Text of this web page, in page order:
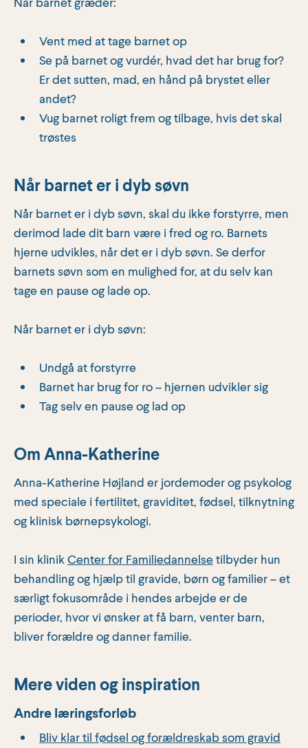
Vent med at tage barnet op
Se på barnet og vurdér, hvad det har brug for?
Er det sutten, mad, en hånd på brystet eller
andet?
Vug barnet roligt frem og tilbage, hvis det skal
trøstes
Når barnet er i dyb søvn
Når barnet er i dyb søvn, skal du ikke forstyrre, men
derimod lade dit barn være i fred og ro. Barnets
hjerne udvikles, når det er i dyb søvn. Se derfor
barnets søvn som en mulighed for, at du selv kan
tage en pause og lade op.
Når barnet er i dyb søvn:
Undgå at forstyrre
Barnet har brug for ro – hjernen udvikler sig
Tag selv en pause og lad op
Om Anna-Katherine
Anna-Katherine Højland er jordemoder og psykolog
med speciale i fertilitet, graviditet, fødsel, tilknytning
og klinisk børnepsykologi.
I sin klinik Center for Familiedannelse tilbyder hun
behandling og hjælp til gravide, børn og familier – et
særligt fokusområde i hendes arbejde er de
perioder, hvor vi ønsker at få barn, venter barn,
bliver forældre og danner familie.
Mere viden og inspiration
Andre læringsforløb
Bliv klar til fødsel og forældreskab som gravid